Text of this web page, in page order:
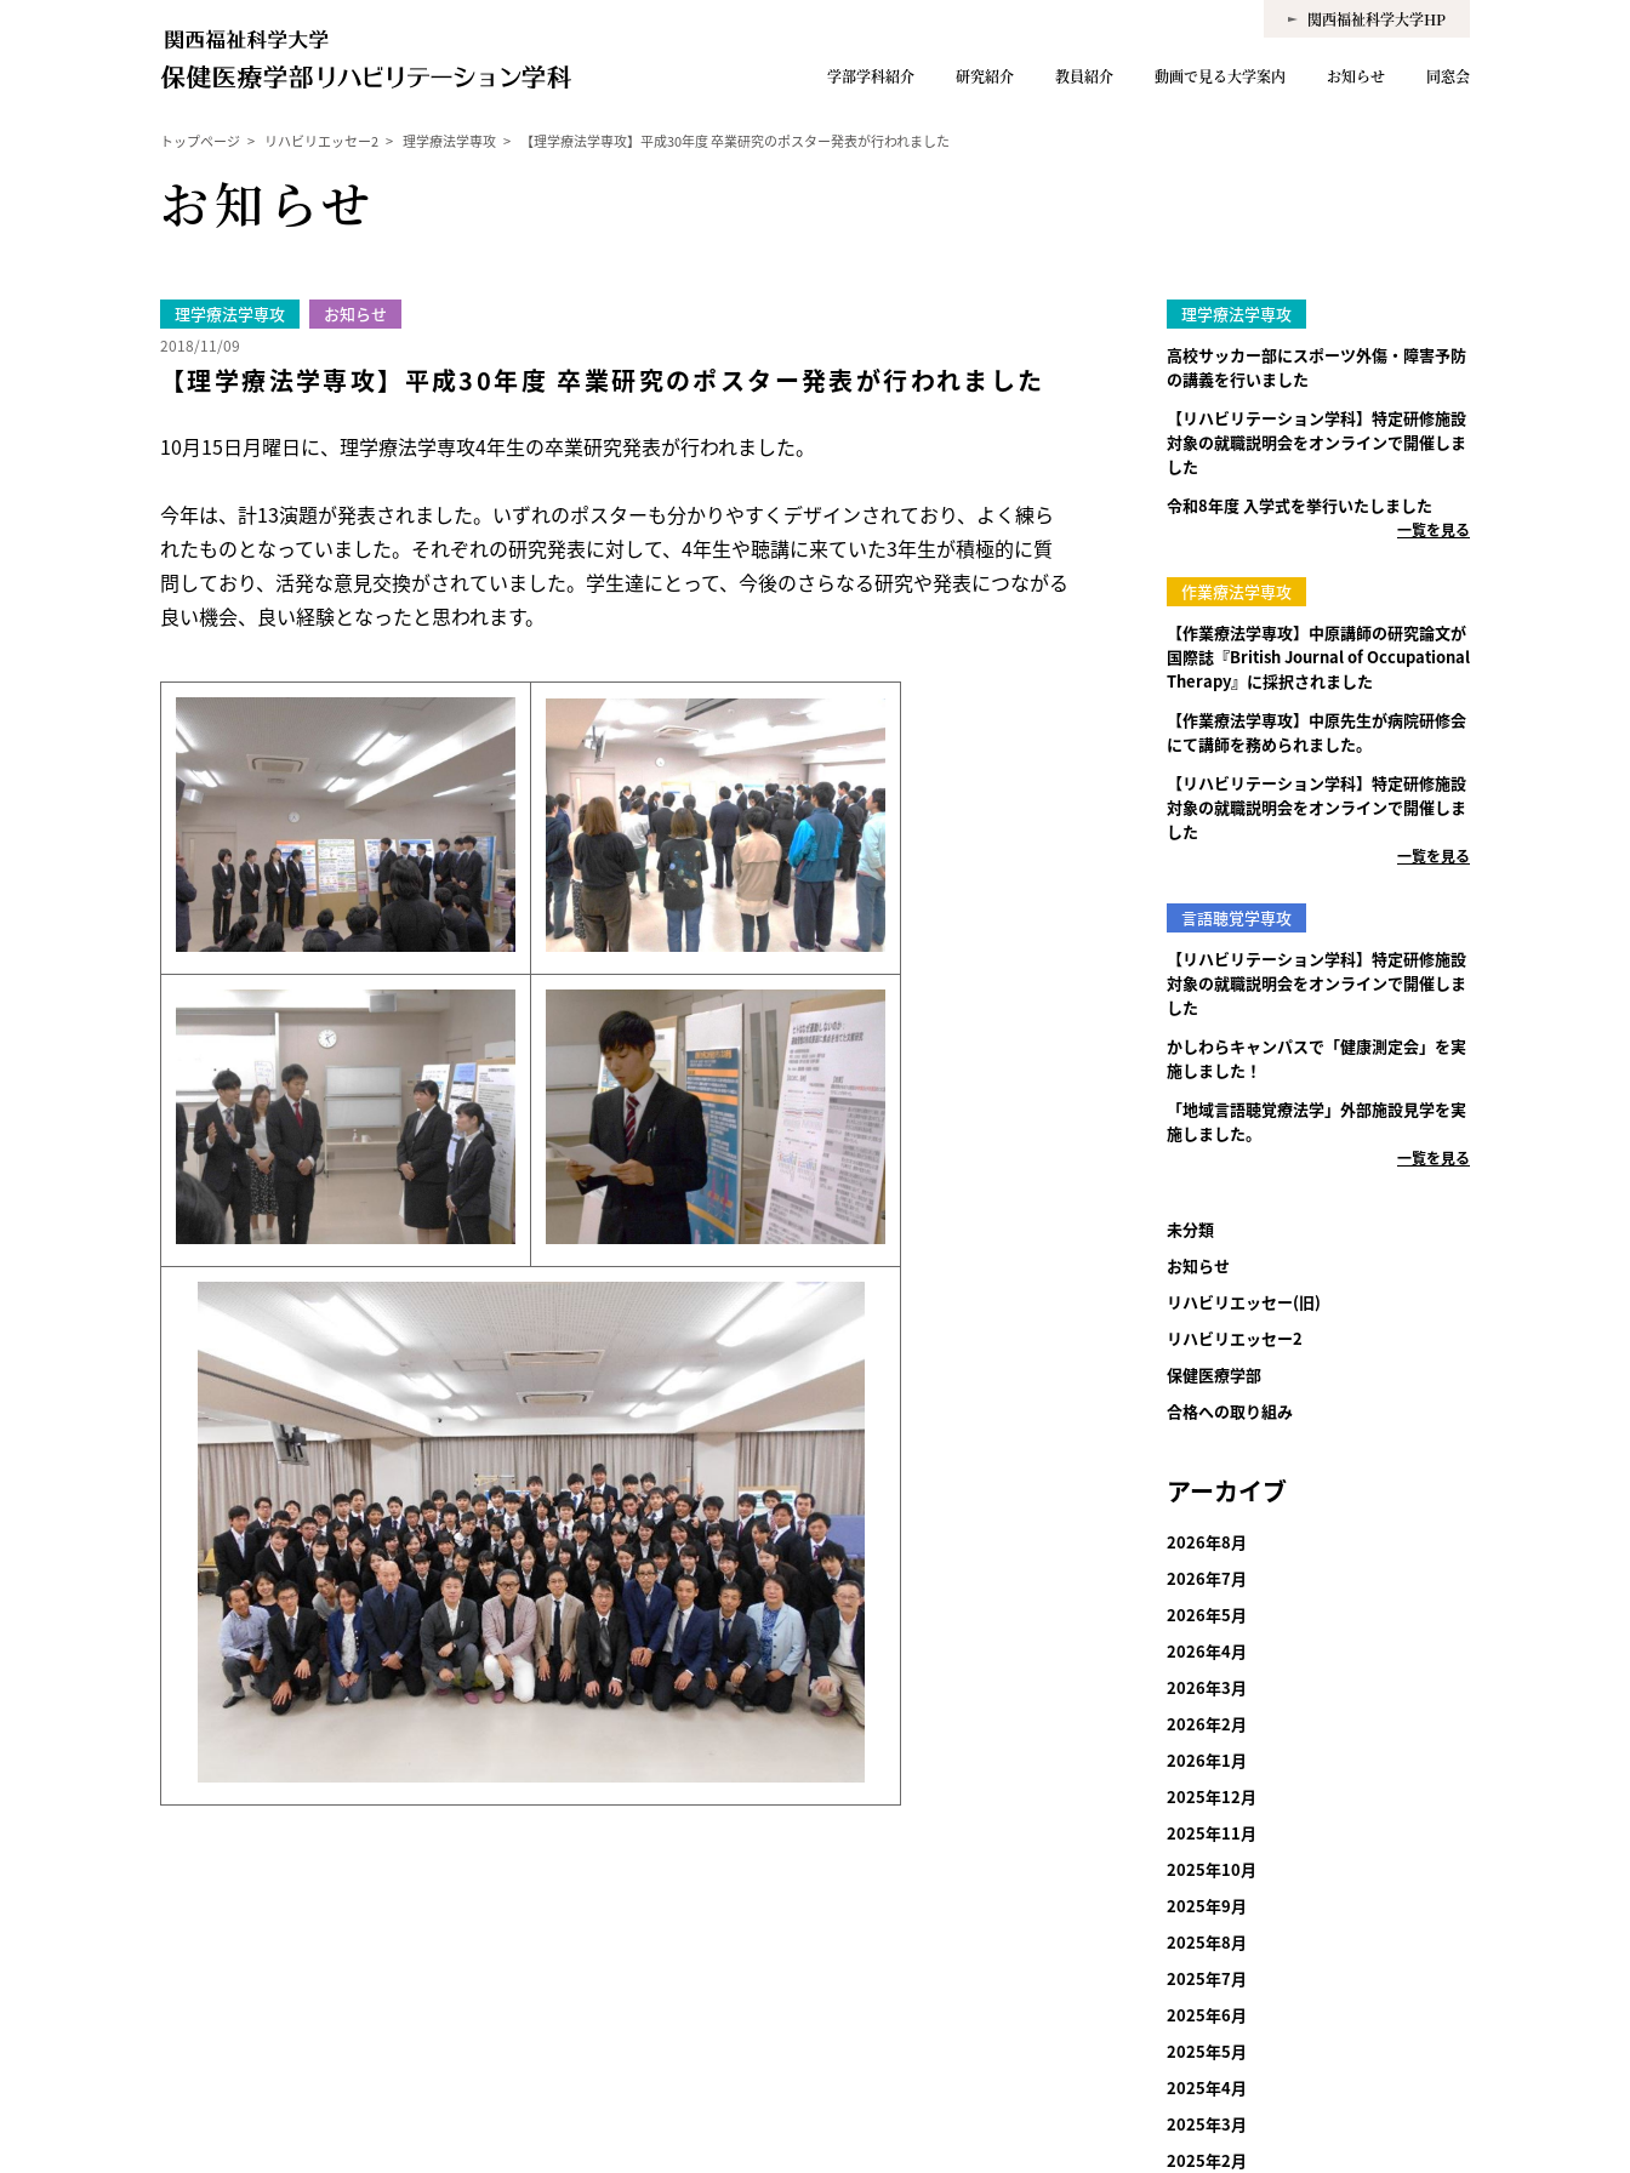
学部学科紹介 研究紹介 教員紹介 動画で見る大学案内 お知らせ 同窓会
関西福祉科学大学HP
トップページ > リハビリエッセー2 > 理学療法学専攻 > 【理学療法学専攻】平成30年度 卒業研究のポスター発表が行われました
お知らせ
理学療法学専攻 お知らせ
2018/11/09
【理学療法学専攻】平成30年度 卒業研究のポスター発表が行われました
10月15日月曜日に、理学療法学専攻4年生の卒業研究発表が行われました。
今年は、計13演題が発表されました。いずれのポスターも分かりやすくデザインされており、よく練ら
れたものとなっていました。それぞれの研究発表に対して、4年生や聴講に来ていた3年生が積極的に質
問しており、活発な意見交換がされていました。学生達にとって、今後のさらなる研究や発表につながる
良い機会、良い経験となったと思われます。
理学療法学専攻
高校サッカー部にスポーツ外傷・障害予防
の講義を行いました
【リハビリテーション学科】特定研修施設
対象の就職説明会をオンラインで開催しま
した
令和8年度 入学式を挙行いたしました
一覧を見る
作業療法学専攻
【作業療法学専攻】中原講師の研究論文が
国際誌『British Journal of Occupational
Therapy』に採択されました
【作業療法学専攻】中原先生が病院研修会
にて講師を務められました。
【リハビリテーション学科】特定研修施設
対象の就職説明会をオンラインで開催しま
した
一覧を見る
言語聴覚学専攻
【リハビリテーション学科】特定研修施設
対象の就職説明会をオンラインで開催しま
した
かしわらキャンパスで「健康測定会」を実
施しました！
「地域言語聴覚療法学」外部施設見学を実
施しました。
一覧を見る
未分類
お知らせ
リハビリエッセー(旧)
リハビリエッセー2
保健医療学部
合格への取り組み
アーカイブ
2026年8月
2026年7月
2026年5月
2026年4月
2026年3月
2026年2月
2026年1月
2025年12月
2025年11月
2025年10月
2025年9月
2025年8月
2025年7月
2025年6月
2025年5月
2025年4月
2025年3月
2025年2月